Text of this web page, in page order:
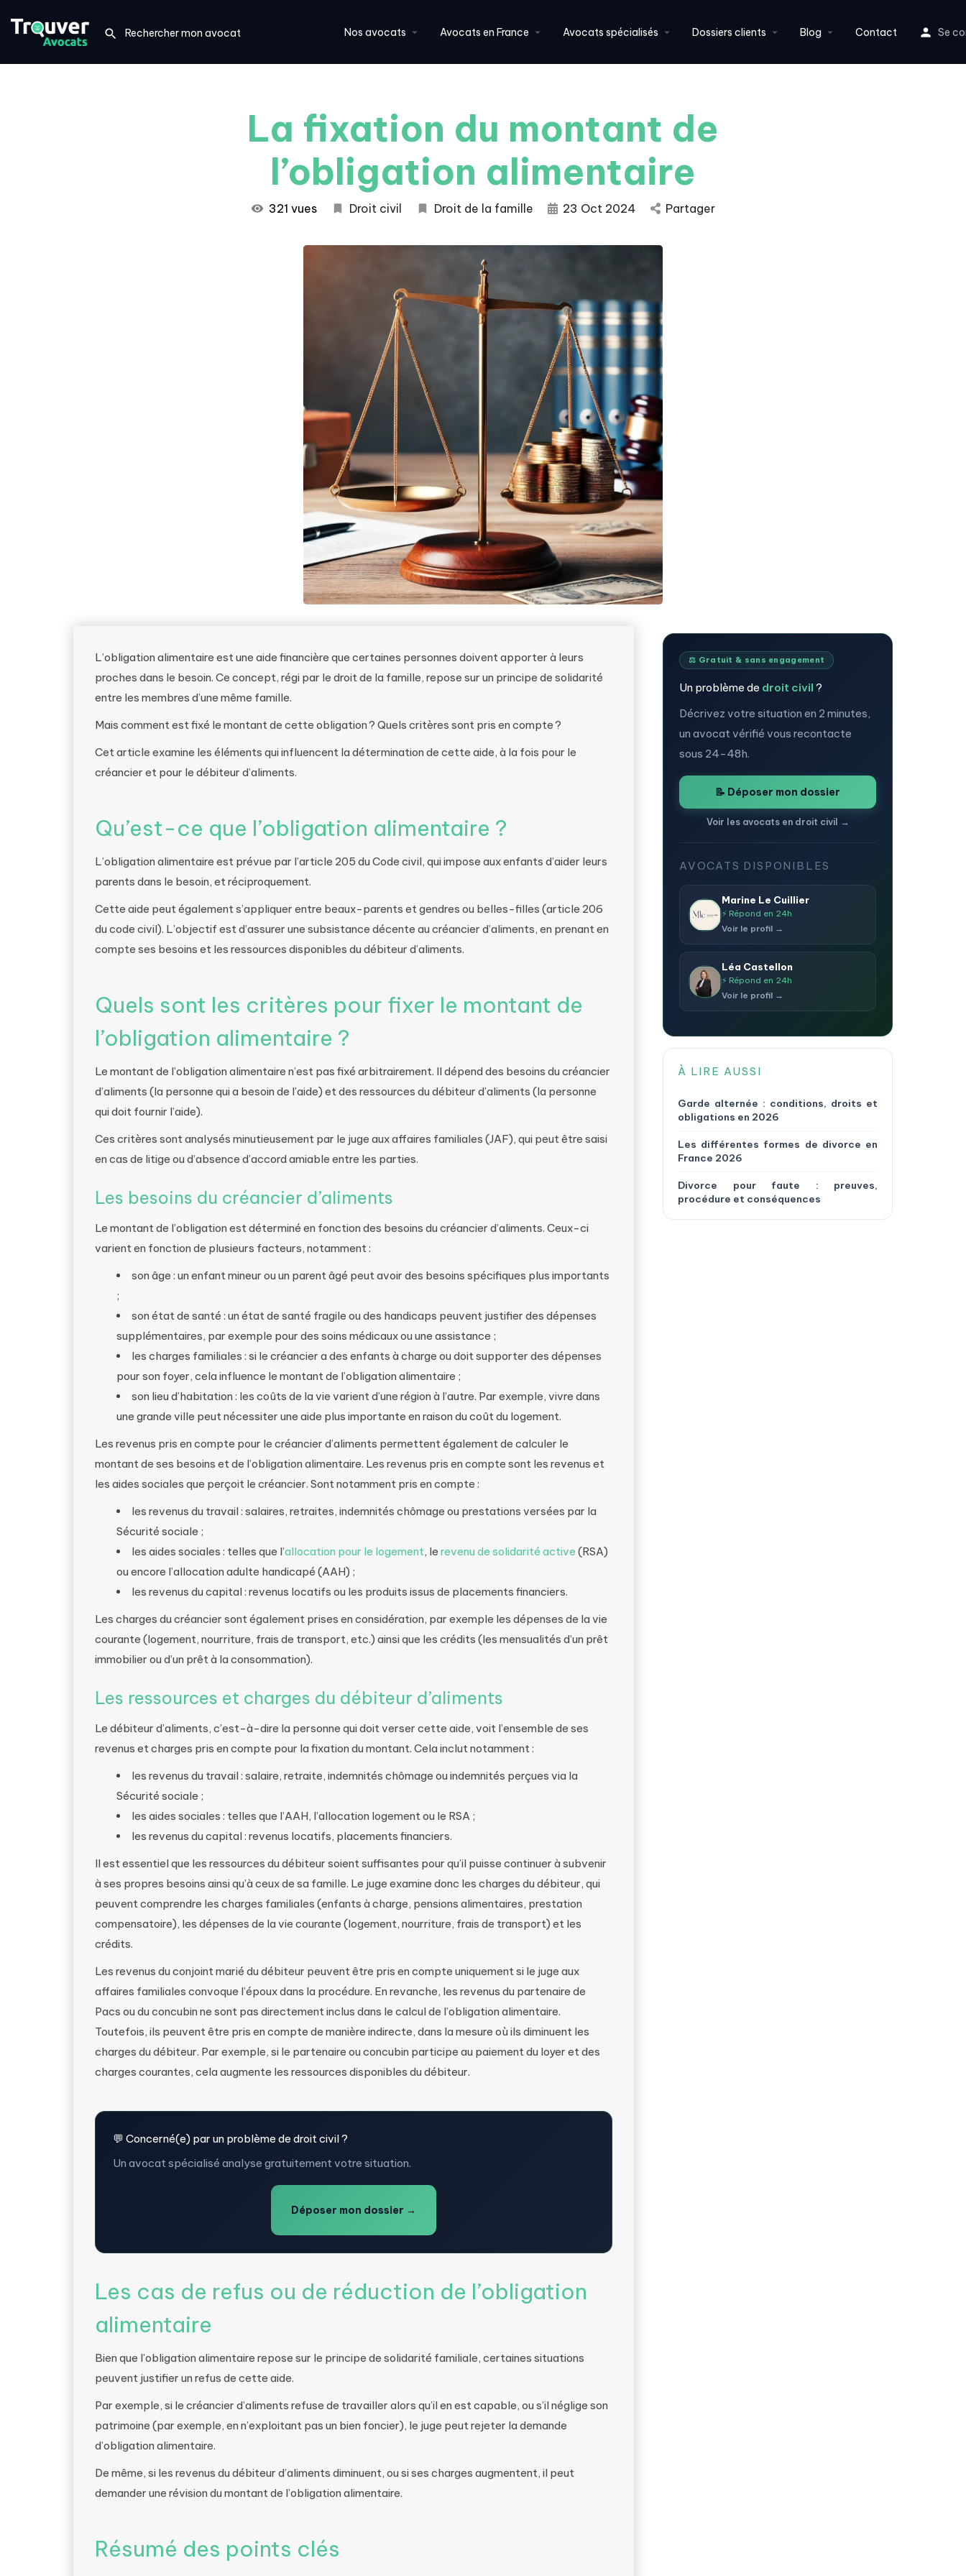
Nos avocats Avocats en France Avocats spécialisés Dossiers clients Blog Contact Se
La fixation du montant de
l’obligation alimentaire
321 vues Droit civil Droit de la famille 23 Oct 2024 Partager
L’obligation alimentaire est une aide financière que certaines personnes doivent apporter à leurs
proches dans le besoin. Ce concept, régi par le droit de la famille, repose sur un principe de solidarité
entre les membres d’une même famille.
Mais comment est fixé le montant de cette obligation ? Quels critères sont pris en compte ?
Cet article examine les éléments qui influencent la détermination de cette aide, à la fois pour le
créancier et pour le débiteur d’aliments.
Qu’est-ce que l’obligation alimentaire ?
L’obligation alimentaire est prévue par l’article 205 du Code civil, qui impose aux enfants d’aider leurs
parents dans le besoin, et réciproquement.
Cette aide peut également s’appliquer entre beaux-parents et gendres ou belles-filles (article 206
du code civil). L’objectif est d’assurer une subsistance décente au créancier d’aliments, en prenant en
compte ses besoins et les ressources disponibles du débiteur d’aliments.
Quels sont les critères pour fixer le montant de
l’obligation alimentaire ?
Le montant de l’obligation alimentaire n’est pas fixé arbitrairement. Il dépend des besoins du créancier
d’aliments (la personne qui a besoin de l’aide) et des ressources du débiteur d’aliments (la personne
qui doit fournir l’aide).
Ces critères sont analysés minutieusement par le juge aux affaires familiales (JAF), qui peut être saisi
en cas de litige ou d’absence d’accord amiable entre les parties.
Les besoins du créancier d’aliments
Le montant de l’obligation est déterminé en fonction des besoins du créancier d’aliments. Ceux-ci
varient en fonction de plusieurs facteurs, notamment :
son âge : un enfant mineur ou un parent âgé peut avoir des besoins spécifiques plus importants
;
son état de santé : un état de santé fragile ou des handicaps peuvent justifier des dépenses
supplémentaires, par exemple pour des soins médicaux ou une assistance ;
les charges familiales : si le créancier a des enfants à charge ou doit supporter des dépenses
pour son foyer, cela influence le montant de l’obligation alimentaire ;
son lieu d’habitation : les coûts de la vie varient d’une région à l’autre. Par exemple, vivre dans
une grande ville peut nécessiter une aide plus importante en raison du coût du logement.
Les revenus pris en compte pour le créancier d’aliments permettent également de calculer le
montant de ses besoins et de l’obligation alimentaire. Les revenus pris en compte sont les revenus et
les aides sociales que perçoit le créancier. Sont notamment pris en compte :
les revenus du travail : salaires, retraites, indemnités chômage ou prestations versées par la
Sécurité sociale ;
les aides sociales : telles que l’allocation pour le logement, le revenu de solidarité active (RSA)
ou encore l’allocation adulte handicapé (AAH) ;
les revenus du capital : revenus locatifs ou les produits issus de placements financiers.
Les charges du créancier sont également prises en considération, par exemple les dépenses de la vie
courante (logement, nourriture, frais de transport, etc.) ainsi que les crédits (les mensualités d’un prêt
immobilier ou d’un prêt à la consommation).
Les ressources et charges du débiteur d’aliments
Le débiteur d’aliments, c’est-à-dire la personne qui doit verser cette aide, voit l’ensemble de ses
revenus et charges pris en compte pour la fixation du montant. Cela inclut notamment :
les revenus du travail : salaire, retraite, indemnités chômage ou indemnités perçues via la
Sécurité sociale ;
les aides sociales : telles que l’AAH, l’allocation logement ou le RSA ;
les revenus du capital : revenus locatifs, placements financiers.
Il est essentiel que les ressources du débiteur soient suffisantes pour qu’il puisse continuer à subvenir
à ses propres besoins ainsi qu’à ceux de sa famille. Le juge examine donc les charges du débiteur, qui
peuvent comprendre les charges familiales (enfants à charge, pensions alimentaires, prestation
compensatoire), les dépenses de la vie courante (logement, nourriture, frais de transport) et les
crédits.
Les revenus du conjoint marié du débiteur peuvent être pris en compte uniquement si le juge aux
affaires familiales convoque l’époux dans la procédure. En revanche, les revenus du partenaire de
Pacs ou du concubin ne sont pas directement inclus dans le calcul de l’obligation alimentaire.
Toutefois, ils peuvent être pris en compte de manière indirecte, dans la mesure où ils diminuent les
charges du débiteur. Par exemple, si le partenaire ou concubin participe au paiement du loyer et des
charges courantes, cela augmente les ressources disponibles du débiteur.
💬 Concerné(e) par un problème de droit civil ?
Un avocat spécialisé analyse gratuitement votre situation.
Déposer mon dossier →
Les cas de refus ou de réduction de l’obligation
alimentaire
Bien que l’obligation alimentaire repose sur le principe de solidarité familiale, certaines situations
peuvent justifier un refus de cette aide.
Par exemple, si le créancier d’aliments refuse de travailler alors qu’il en est capable, ou s’il néglige son
patrimoine (par exemple, en n’exploitant pas un bien foncier), le juge peut rejeter la demande
d’obligation alimentaire.
De même, si les revenus du débiteur d’aliments diminuent, ou si ses charges augmentent, il peut
demander une révision du montant de l’obligation alimentaire.
Résumé des points clés
⚖️ Gratuit & sans engagement
Un problème de droit civil ?
Décrivez votre situation en 2 minutes,
un avocat vérifié vous recontacte
sous 24-48h.
📝 Déposer mon dossier
Voir les avocats en droit civil →
AVOCATS DISPONIBLES
Marine Le Cuillier
⚡ Répond en 24h
Voir le profil →
Léa Castellon
⚡ Répond en 24h
Voir le profil →
À LIRE AUSSI
Garde alternée : conditions, droits et
obligations en 2026
Les différentes formes de divorce en
France 2026
Divorce pour faute : preuves,
procédure et conséquences